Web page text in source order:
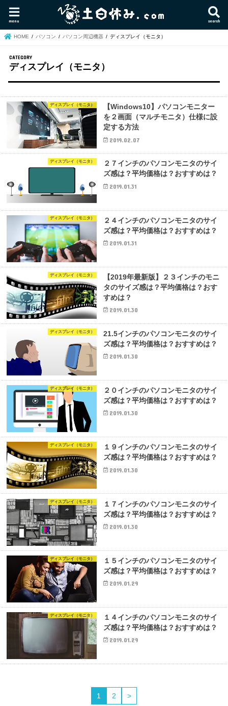
search
menu
HOME パソコン パソコン周辺機器 ディスプレイ（モニタ）
ディスプレイ（モニタ）
ディスプレイ（モニタ）
【Windows10】パソコンモニター
を２画面（マルチモニタ）仕様に設
定する方法
2019.02.07
ディスプレイ（モニタ）
２７インチのパソコンモニタのサイ
ズ感は？平均価格は？おすすめは？
2019.01.31
ディスプレイ（モニタ）
２４インチのパソコンモニタのサイ
ズ感は？平均価格は？おすすめは？
2019.01.31
ディスプレイ（モニタ）
【2019年最新版】２３インチのモニ
タのサイズ感は？平均価格は？おす
すめは？
2019.01.30
ディスプレイ（モニタ）
21.5インチのパソコンモニタのサイ
ズ感は？平均価格は？おすすめは？
2019.01.30
ディスプレイ（モニタ）
２０インチのパソコンモニタのサイ
ズ感は？平均価格は？おすすめは？
2019.01.30
ディスプレイ（モニタ）
１９インチのパソコンモニタのサイ
ズ感は？平均価格は？おすすめは？
2019.01.30
ディスプレイ（モニタ）
１７インチのパソコンモニタのサイ
ズ感は？平均価格は？おすすめは？
2019.01.30
ディスプレイ（モニタ）
１５インチのパソコンモニタのサイ
ズ感は？平均価格は？おすすめは？
2019.01.29
ディスプレイ（モニタ）
１４インチのパソコンモニタのサイ
ズ感は？平均価格は？おすすめは？
2019.01.29
1 2 >